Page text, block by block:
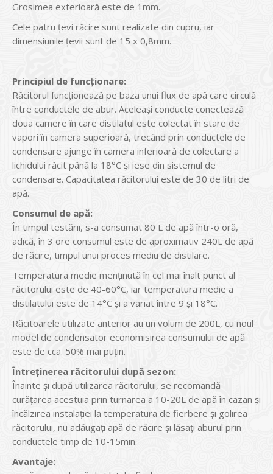
Grosimea exterioară este de 1mm.
Cele patru țevi răcire sunt realizate din cupru, iar
dimensiunile țevii sunt de 15 x 0,8mm.
Principiul de funcționare:
Răcitorul funcționează pe baza unui flux de apă care circulă
între conductele de abur. Aceleași conducte conectează
doua camere în care distilatul este colectat în stare de
vapori în camera superioară, trecând prin conductele de
condensare ajunge în camera inferioară de colectare a
lichidului răcit până la 18°C și iese din sistemul de
condensare. Capacitatea răcitorului este de 30 de litri de
apă.
Consumul de apă:
În timpul testării, s-a consumat 80 L de apă într-o oră,
adică, în 3 ore consumul este de aproximativ 240L de apă
de răcire, timpul unui proces mediu de distilare.
Temperatura medie menținută în cel mai înalt punct al
răcitorului este de 40-60°C, iar temperatura medie a
distilatului este de 14°C și a variat între 9 și 18°C.
Răcitoarele utilizate anterior au un volum de 200L, cu noul
model de condensator economisirea consumului de apă
este de cca. 50% mai puțin.
Întreținerea răcitorului după sezon:
Înainte și după utilizarea răcitorului, se recomandă
curățarea acestuia prin turnarea a 10-20L de apă în cazan și
încălzirea instalației la temperatura de fierbere și golirea
răcitorului, nu adăugați apă de răcire și lăsați aburul prin
conductele timp de 10-15min.
Avantaje: